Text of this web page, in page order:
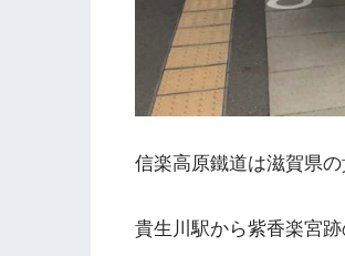
信楽高原鐵道は滋賀県
貴生川駅から紫香楽宮